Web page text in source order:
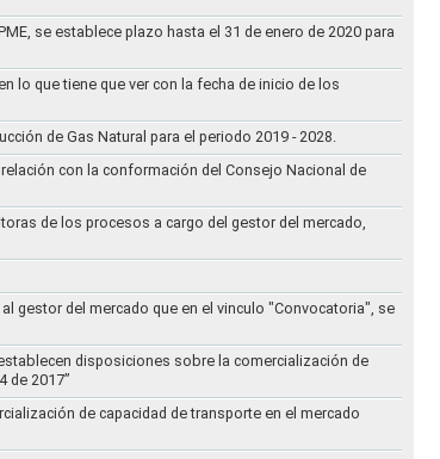
se establece plazo hasta el 31 de enero de 2020 para
lo que tiene que ver con la fecha de inicio de los
de Gas Natural para el periodo 2019 - 2028.
con la conformación del Consejo Nacional de
de los procesos a cargo del gestor del mercado,
gestor del mercado que en el vinculo "Convocatoria", se
disposiciones sobre la comercialización de
de 2017”
de capacidad de transporte en el mercado